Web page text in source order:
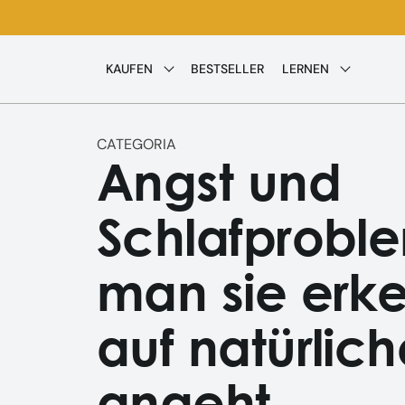
zum
KAUFEN BESTSELLER LERNEN
CATEGORIA
Angst und
man sie
auf